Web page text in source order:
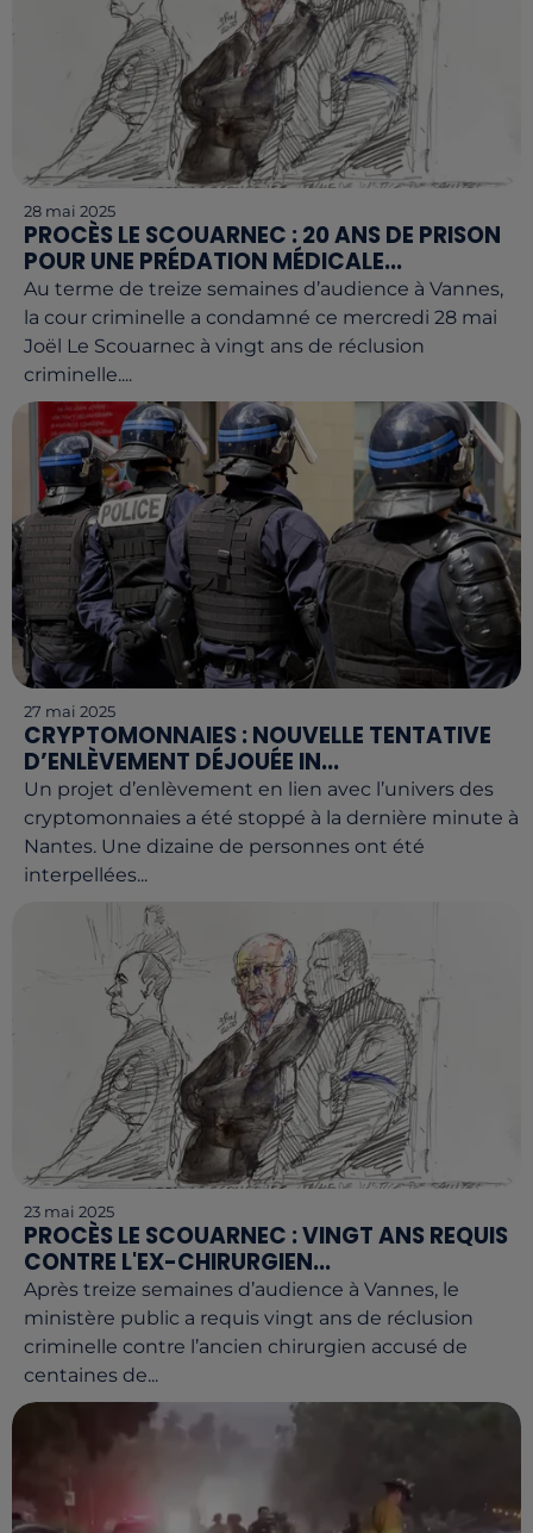
28 mai 2025
PROCÈS LE SCOUARNEC : 20 ANS DE PRISON
POUR UNE PRÉDATION MÉDICALE...
Au terme de treize semaines d’audience à Vannes,
la cour criminelle a condamné ce mercredi 28 mai
Joël Le Scouarnec à vingt ans de réclusion
criminelle....
27 mai 2025
CRYPTOMONNAIES : NOUVELLE TENTATIVE
D’ENLÈVEMENT DÉJOUÉE IN...
Un projet d’enlèvement en lien avec l’univers des
cryptomonnaies a été stoppé à la dernière minute à
Nantes. Une dizaine de personnes ont été
interpellées...
23 mai 2025
PROCÈS LE SCOUARNEC : VINGT ANS REQUIS
CONTRE L'EX-CHIRURGIEN...
Après treize semaines d’audience à Vannes, le
ministère public a requis vingt ans de réclusion
criminelle contre l’ancien chirurgien accusé de
centaines de...